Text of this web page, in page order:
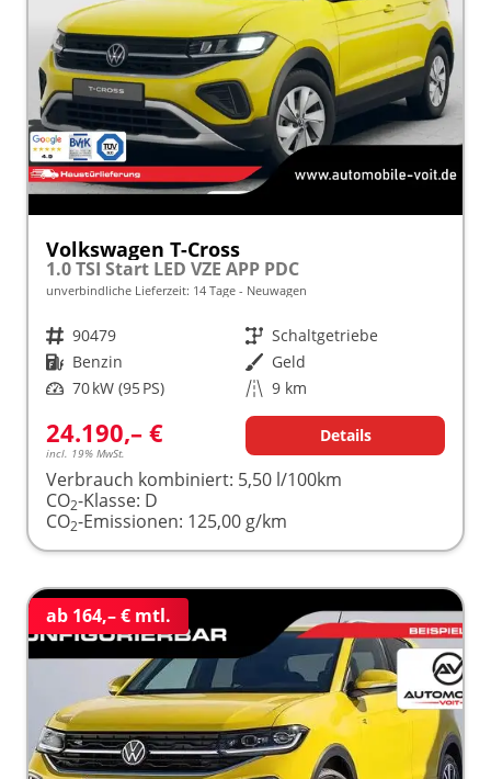
Volkswagen T-Cross
1.0 TSI Start LED VZE APP PDC
unverbindliche Lieferzeit: 14 Tage Neuwagen
Fahrzeugnr. 90479 Getriebe Schaltgetriebe
Kraftstoff Benzin Außenfarbe Geld
Leistung 70 kW (95 PS) Kilometerstand 9 km
24.190,– €
incl. 19% MwSt.
Details
Verbrauch kombiniert: 5,50 l/100km
CO2-Klasse: D
CO2-Emissionen: 125,00 g/km
ab 164,– € mtl.